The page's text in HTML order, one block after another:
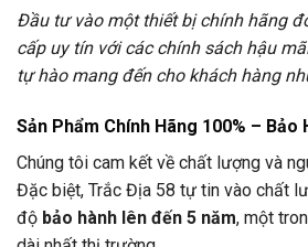
Đầu tư vào một thiết bị chính hãng
cấp uy tín với các chính sách hậu
tự hào mang đến cho khách hàng
Sản Phẩm Chính Hãng 100% – Bảo
Chúng tôi cam kết về chất lượng và
Đặc biệt, Trắc Địa 58 tự tin vào chất
độ bảo hành lên đến 5 năm, một